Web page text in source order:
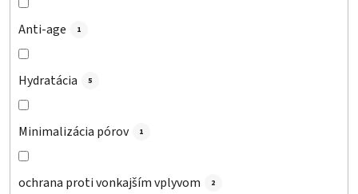
Anti-age 1
Hydratácia 5
Minimalizácia pórov 1
ochrana proti vonkajším vplyvom 2